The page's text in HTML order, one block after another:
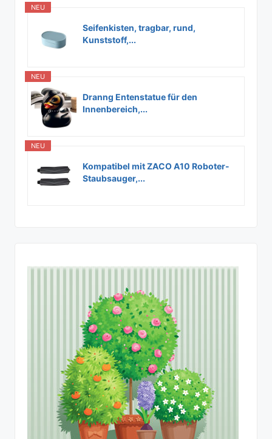
NEU
Seifenkisten, tragbar, rund,
Kunststoff,...
NEU
Dranng Entenstatue für den
Innenbereich,...
NEU
Kompatibel mit ZACO A10 Roboter-
Staubsauger,...